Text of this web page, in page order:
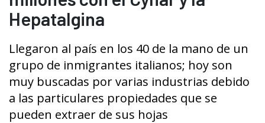
Hepatalgina
Llegaron al país en los 40 de la mano de un
grupo de inmigrantes italianos; hoy son
muy buscadas por varias industrias debido
a las particulares propiedades que se
pueden extraer de sus hojas